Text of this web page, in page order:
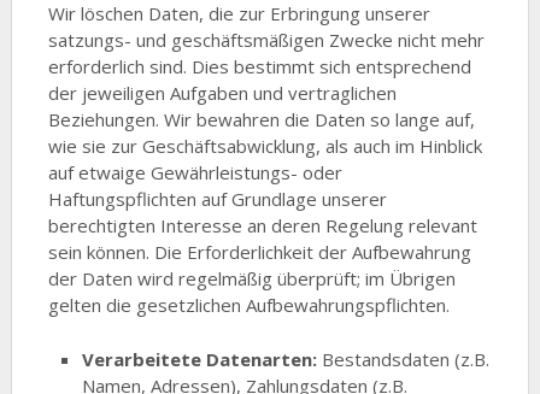
Wir löschen Daten, die zur Erbringung unserer
satzungs- und geschäftsmäßigen Zwecke nicht mehr
erforderlich sind. Dies bestimmt sich entsprechend
der jeweiligen Aufgaben und vertraglichen
Beziehungen. Wir bewahren die Daten so lange auf,
wie sie zur Geschäftsabwicklung, als auch im Hinblick
auf etwaige Gewährleistungs- oder
Haftungspflichten auf Grundlage unserer
berechtigten Interesse an deren Regelung relevant
sein können. Die Erforderlichkeit der Aufbewahrung
der Daten wird regelmäßig überprüft; im Übrigen
gelten die gesetzlichen Aufbewahrungspflichten.
Verarbeitete Datenarten: Bestandsdaten (z.B.
Namen, Adressen), Zahlungsdaten (z.B.